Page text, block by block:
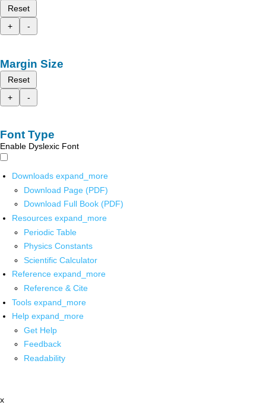
Reset
+
-
Margin Size
Reset
+
-
Font Type
Enable Dyslexic Font
Downloads expand_more
Download Page (PDF)
Download Full Book (PDF)
Resources expand_more
Periodic Table
Physics Constants
Scientific Calculator
Reference expand_more
Reference & Cite
Tools expand_more
Help expand_more
Get Help
Feedback
Readability
x